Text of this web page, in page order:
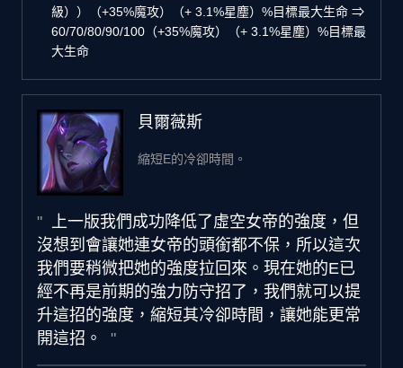
級））（+35%魔攻）（+ 3.1%星塵）%目標最大生命 ⇒
60/70/80/90/100（+35%魔攻）（+ 3.1%星塵）%目標最
大生命
貝爾薇斯
縮短E的冷卻時間。
上一版我們成功降低了虛空女帝的強度，但
沒想到會讓她連女帝的頭銜都不保，所以這次
我們要稍微把她的強度拉回來。現在她的E已
經不再是前期的強力防守招了，我們就可以提
升這招的強度，縮短其冷卻時間，讓她能更常
開這招。